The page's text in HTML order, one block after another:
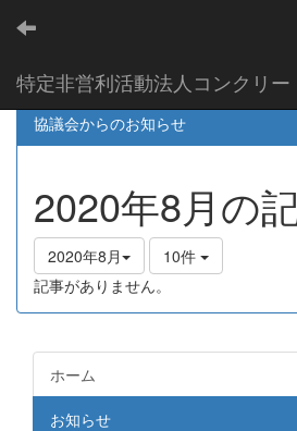
特定非営利活動法人コンクリ
協議会からのお知らせ
2020年8月の
2020年8月
10件
記事がありません。
ホーム
お知らせ